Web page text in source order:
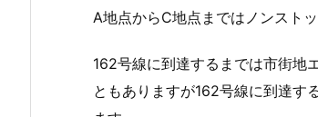
A地点からC地点まではノンスト
162号線に到達するまでは市街地
ともありますが162号線に到達す